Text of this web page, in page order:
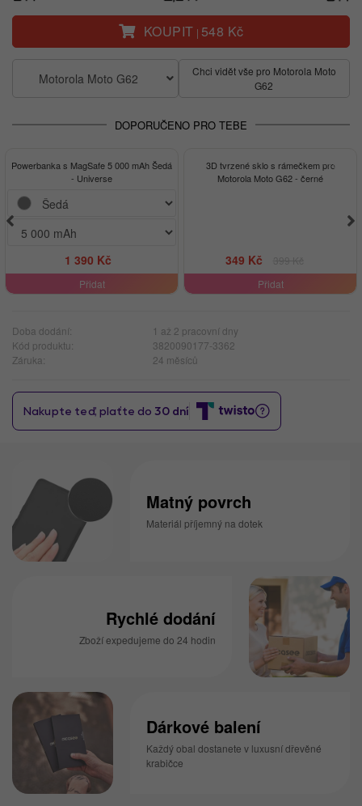
KOUPIT | 548 Kč
Motorola Moto G62
Chci vidět vše pro Motorola Moto
G62
DOPORUČENO PRO TEBE
Powerbanka s MagSafe 5 000 mAh Šedá
- Universe
1 390 Kč
Přidat
-13%
3D tvrzené sklo s rámečkem pro
Motorola Moto G62 - černé
349 Kč
Přidat
Doba dodání:
1 až 2 pracovní dny
Kód produktu:
3820090177-3362
Záruka:
24 měsíců
Matný povrch
Materiál příjemný na dotek
Rychlé dodání
Zboží expedujeme do 24 hodin
Dárkové balení
Každý obal dostanete v luxusní dřevěné
krabičce